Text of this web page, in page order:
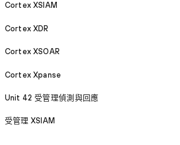
Cortex XSIAM
Cortex XDR
Cortex XSOAR
Cortex Xpanse
Unit 42 受管理偵測與回應
受管理 XSIAM